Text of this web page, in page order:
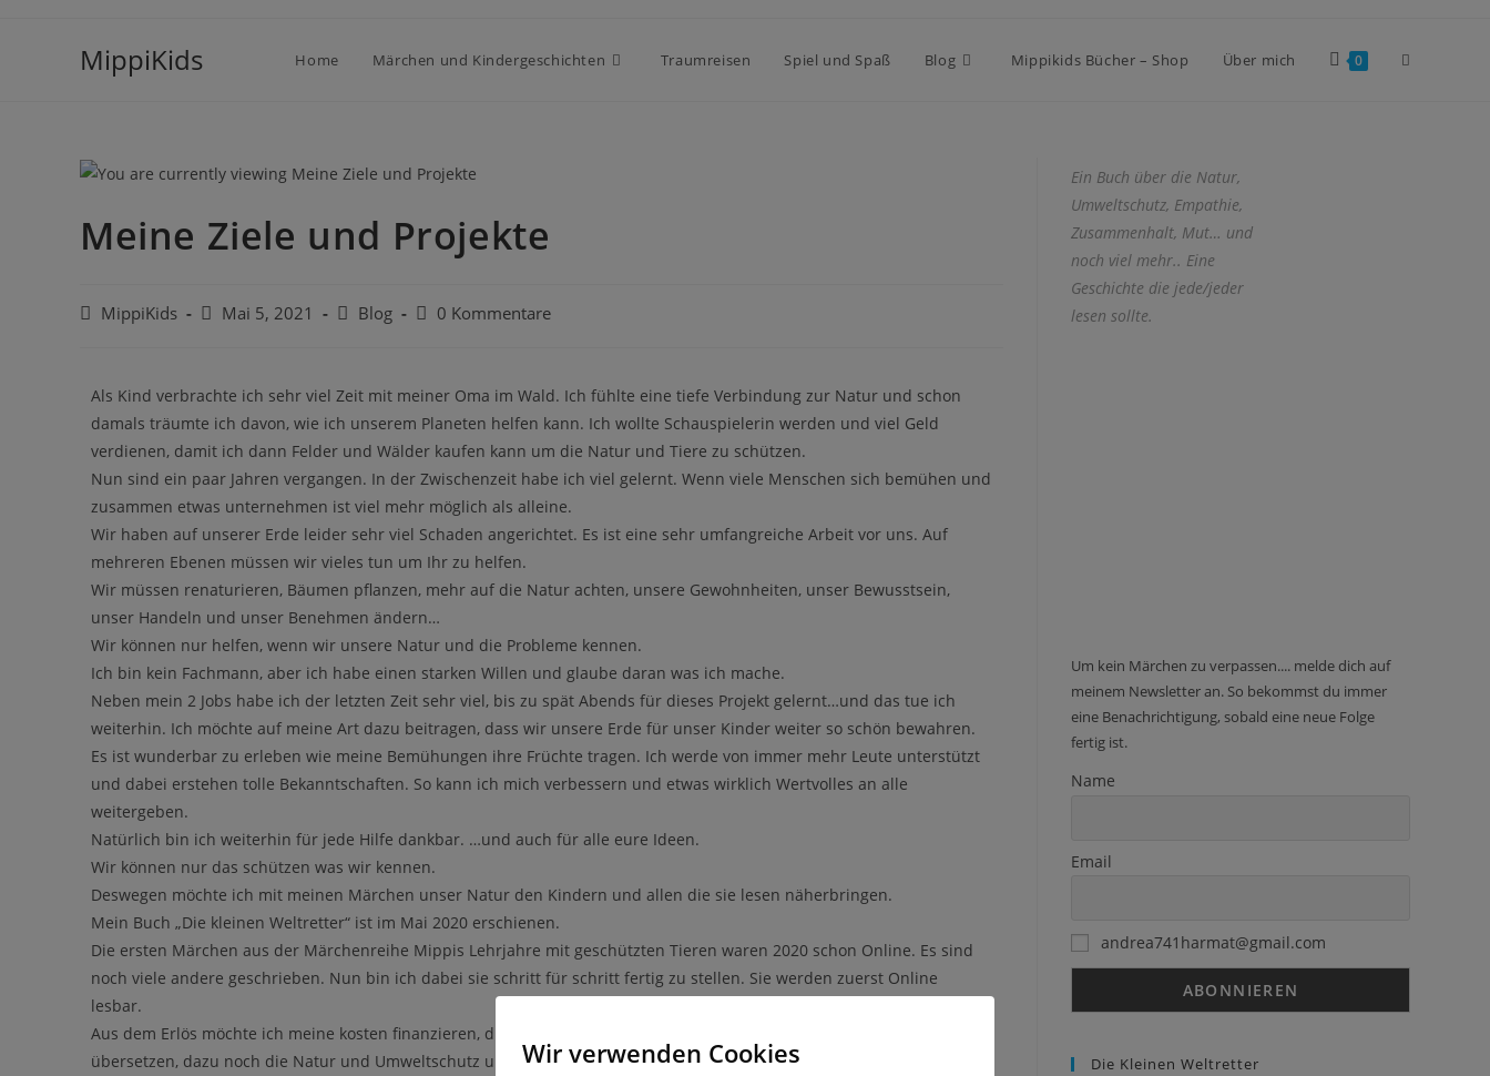
MippiKids Home Märchen und Kindergeschichten Traumreisen Spiel und Spaß Blog Mippikids Bücher – Shop Über mich 0
Meine Ziele und Projekte
MippiKids Mai 5, 2021 Blog 0 Kommentare
Als Kind verbrachte ich sehr viel Zeit mit meiner Oma im Wald. Ich fühlte eine tiefe Verbindung zur Natur und schon
damals träumte ich davon, wie ich unserem Planeten helfen kann. Ich wollte Schauspielerin werden und viel Geld
verdienen, damit ich dann Felder und Wälder kaufen kann um die Natur und Tiere zu schützen.
Nun sind ein paar Jahren vergangen. In der Zwischenzeit habe ich viel gelernt. Wenn viele Menschen sich bemühen und
zusammen etwas unternehmen ist viel mehr möglich als alleine.
Wir haben auf unserer Erde leider sehr viel Schaden angerichtet. Es ist eine sehr umfangreiche Arbeit vor uns. Auf
mehreren Ebenen müssen wir vieles tun um Ihr zu helfen.
Wir müssen renaturieren, Bäumen pflanzen, mehr auf die Natur achten, unsere Gewohnheiten, unser Bewusstsein,
unser Handeln und unser Benehmen ändern…
Wir können nur helfen, wenn wir unsere Natur und die Probleme kennen.
Ich bin kein Fachmann, aber ich habe einen starken Willen und glaube daran was ich mache.
Neben mein 2 Jobs habe ich der letzten Zeit sehr viel, bis zu spät Abends für dieses Projekt gelernt…und das tue ich
weiterhin. Ich möchte auf meine Art dazu beitragen, dass wir unsere Erde für unser Kinder weiter so schön bewahren.
Es ist wunderbar zu erleben wie meine Bemühungen ihre Früchte tragen. Ich werde von immer mehr Leute unterstützt
und dabei erstehen tolle Bekanntschaften. So kann ich mich verbessern und etwas wirklich Wertvolles an alle
weitergeben.
Natürlich bin ich weiterhin für jede Hilfe dankbar. …und auch für alle eure Ideen.
Wir können nur das schützen was wir kennen.
Deswegen möchte ich mit meinen Märchen unser Natur den Kindern und allen die sie lesen näherbringen.
Mein Buch „Die kleinen Weltretter“ ist im Mai 2020 erschienen.
Die ersten Märchen aus der Märchenreihe Mippis Lehrjahre mit geschützten Tieren waren 2020 schon Online. Es sind
noch viele andere geschrieben. Nun bin ich dabei sie schritt für schritt fertig zu stellen. Sie werden zuerst Online
lesbar.
Aus dem Erlös möchte ich meine kosten finanzieren, die Märchen als Bücher zu veröffentlichen, auf andere Sprachen zu
übersetzen, dazu noch die Natur und Umweltschutz unterstützen.
Ein Buch über die Natur,
Umweltschutz, Empathie,
Zusammenhalt, Mut… und
noch viel mehr.. Eine
Geschichte die jede/jeder
lesen sollte.
Um kein Märchen zu verpassen.... melde dich auf
meinem Newsletter an. So bekommst du immer
eine Benachrichtigung, sobald eine neue Folge
fertig ist.
Name
Email
andrea741harmat@gmail.com
Die Kleinen Weltretter
Wir verwenden Cookies